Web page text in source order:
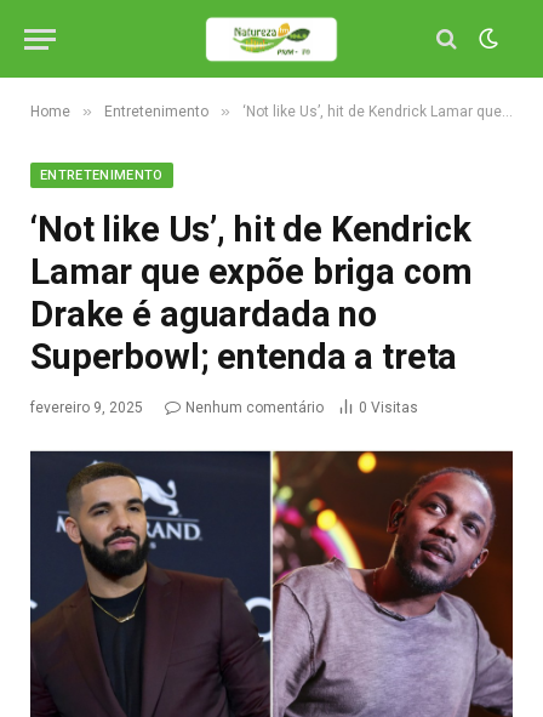
Home » Entretenimento » ‘Not like Us’, hit de Kendrick Lamar que expõe briga com Drake é aguardada no Superbowl; entenda a treta
ENTRETENIMENTO
‘Not like Us’, hit de Kendrick
Lamar que expõe briga com
Drake é aguardada no
Superbowl; entenda a treta
fevereiro 9, 2025 Nenhum comentário 0 Visitas